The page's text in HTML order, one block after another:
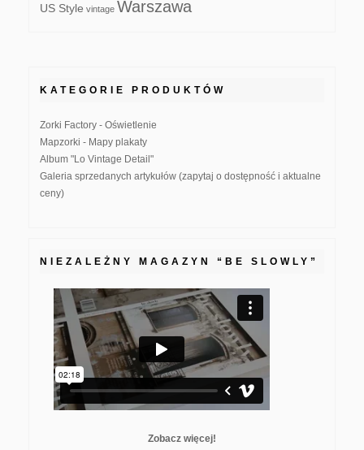
US Style vintage Warszawa
KATEGORIE PRODUKTÓW
Zorki Factory - Oświetlenie
Mapzorki - Mapy plakaty
Album "Lo Vintage Detail"
Galeria sprzedanych artykułów (zapytaj o dostępność i aktualne
ceny)
NIEZALEŻNY MAGAZYN “BE SLOWLY”
Zobacz więcej!